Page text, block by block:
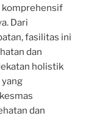
komprehensif
Dari
fasilitas ini
dan
holistik
yang
dan